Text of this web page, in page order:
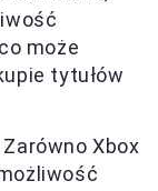
może
tytułów
Zarówno Xbox